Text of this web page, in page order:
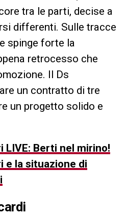
tra le parti, decise a
differenti. Sulle tracce
spinge forte la
retrocesso che
Il Ds
un contratto di tre
un progetto solido e
LIVE: Berti nel mirino!
e la situazione di